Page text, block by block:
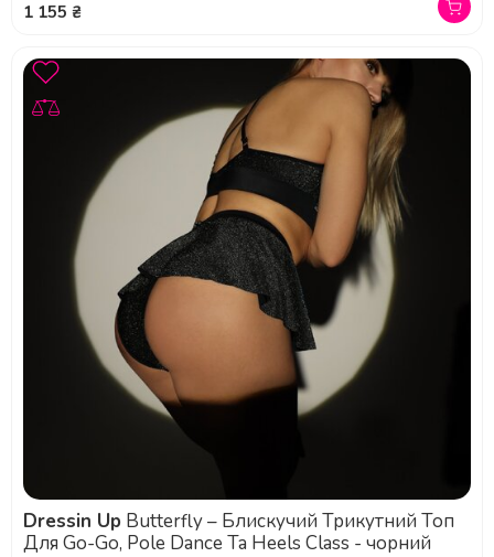
1 155 ₴
Dressin Up
Для Go-Go, Pole Dance Та Heels Class - чорний